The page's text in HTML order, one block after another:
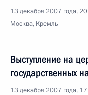
13 декабря 2007 года,
Москва, Кремль
Выступление на
государственных
13 декабря 2007 года,